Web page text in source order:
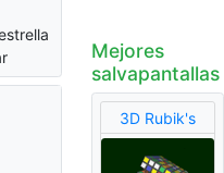
Mejores
salvapantallas
3D Rubik's